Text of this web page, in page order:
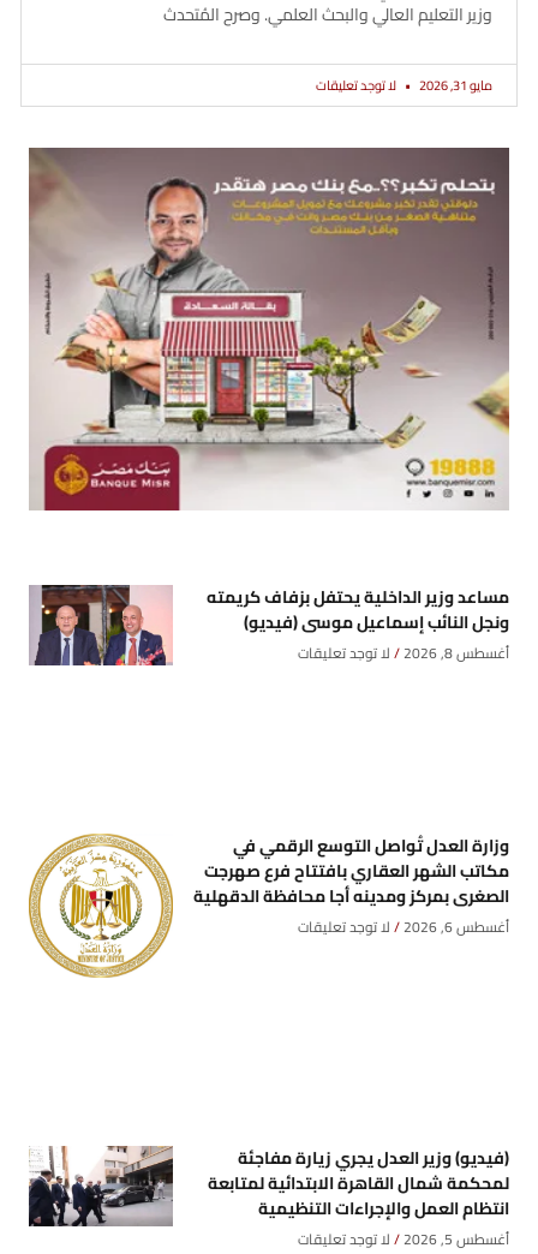
وزير التعليم العالي والبحث العلمي. وصرح المُتحدث
مايو 31, 2026 لا توجد تعليقات
مساعد وزير الداخلية يحتفل بزفاف كريمته
ونجل النائب إسماعيل موسى (فيديو)
أغسطس 8, 2026 لا توجد تعليقات
وزارة العدل تُواصل التوسع الرقمي في
مكاتب الشهر العقاري بافتتاح فرع صهرجت
الصغرى بمركز ومدينه أجا محافظة الدقهلية
أغسطس 6, 2026 لا توجد تعليقات
(فيديو) وزير العدل يجري زيارة مفاجئة
لمحكمة شمال القاهرة الابتدائية لمتابعة
انتظام العمل والإجراءات التنظيمية
أغسطس 5, 2026 لا توجد تعليقات